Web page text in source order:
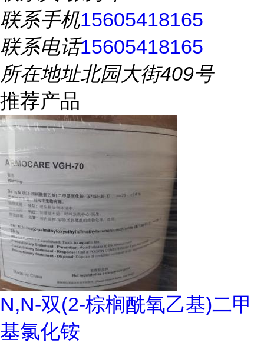
联系手机15605418165
联系电话15605418165
所在地址北园大街409号
推荐产品
N,N-双(2-棕榈酰氧乙基)二甲
基氯化铵